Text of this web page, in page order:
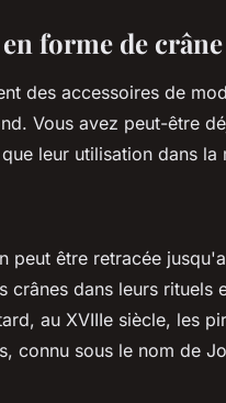
forme de crâne
des accessoires de
Vous avez peut-être
leur utilisation dans la
peut être retracée
crânes dans leurs rituels
au XVIIIe siècle, les
connu sous le nom de